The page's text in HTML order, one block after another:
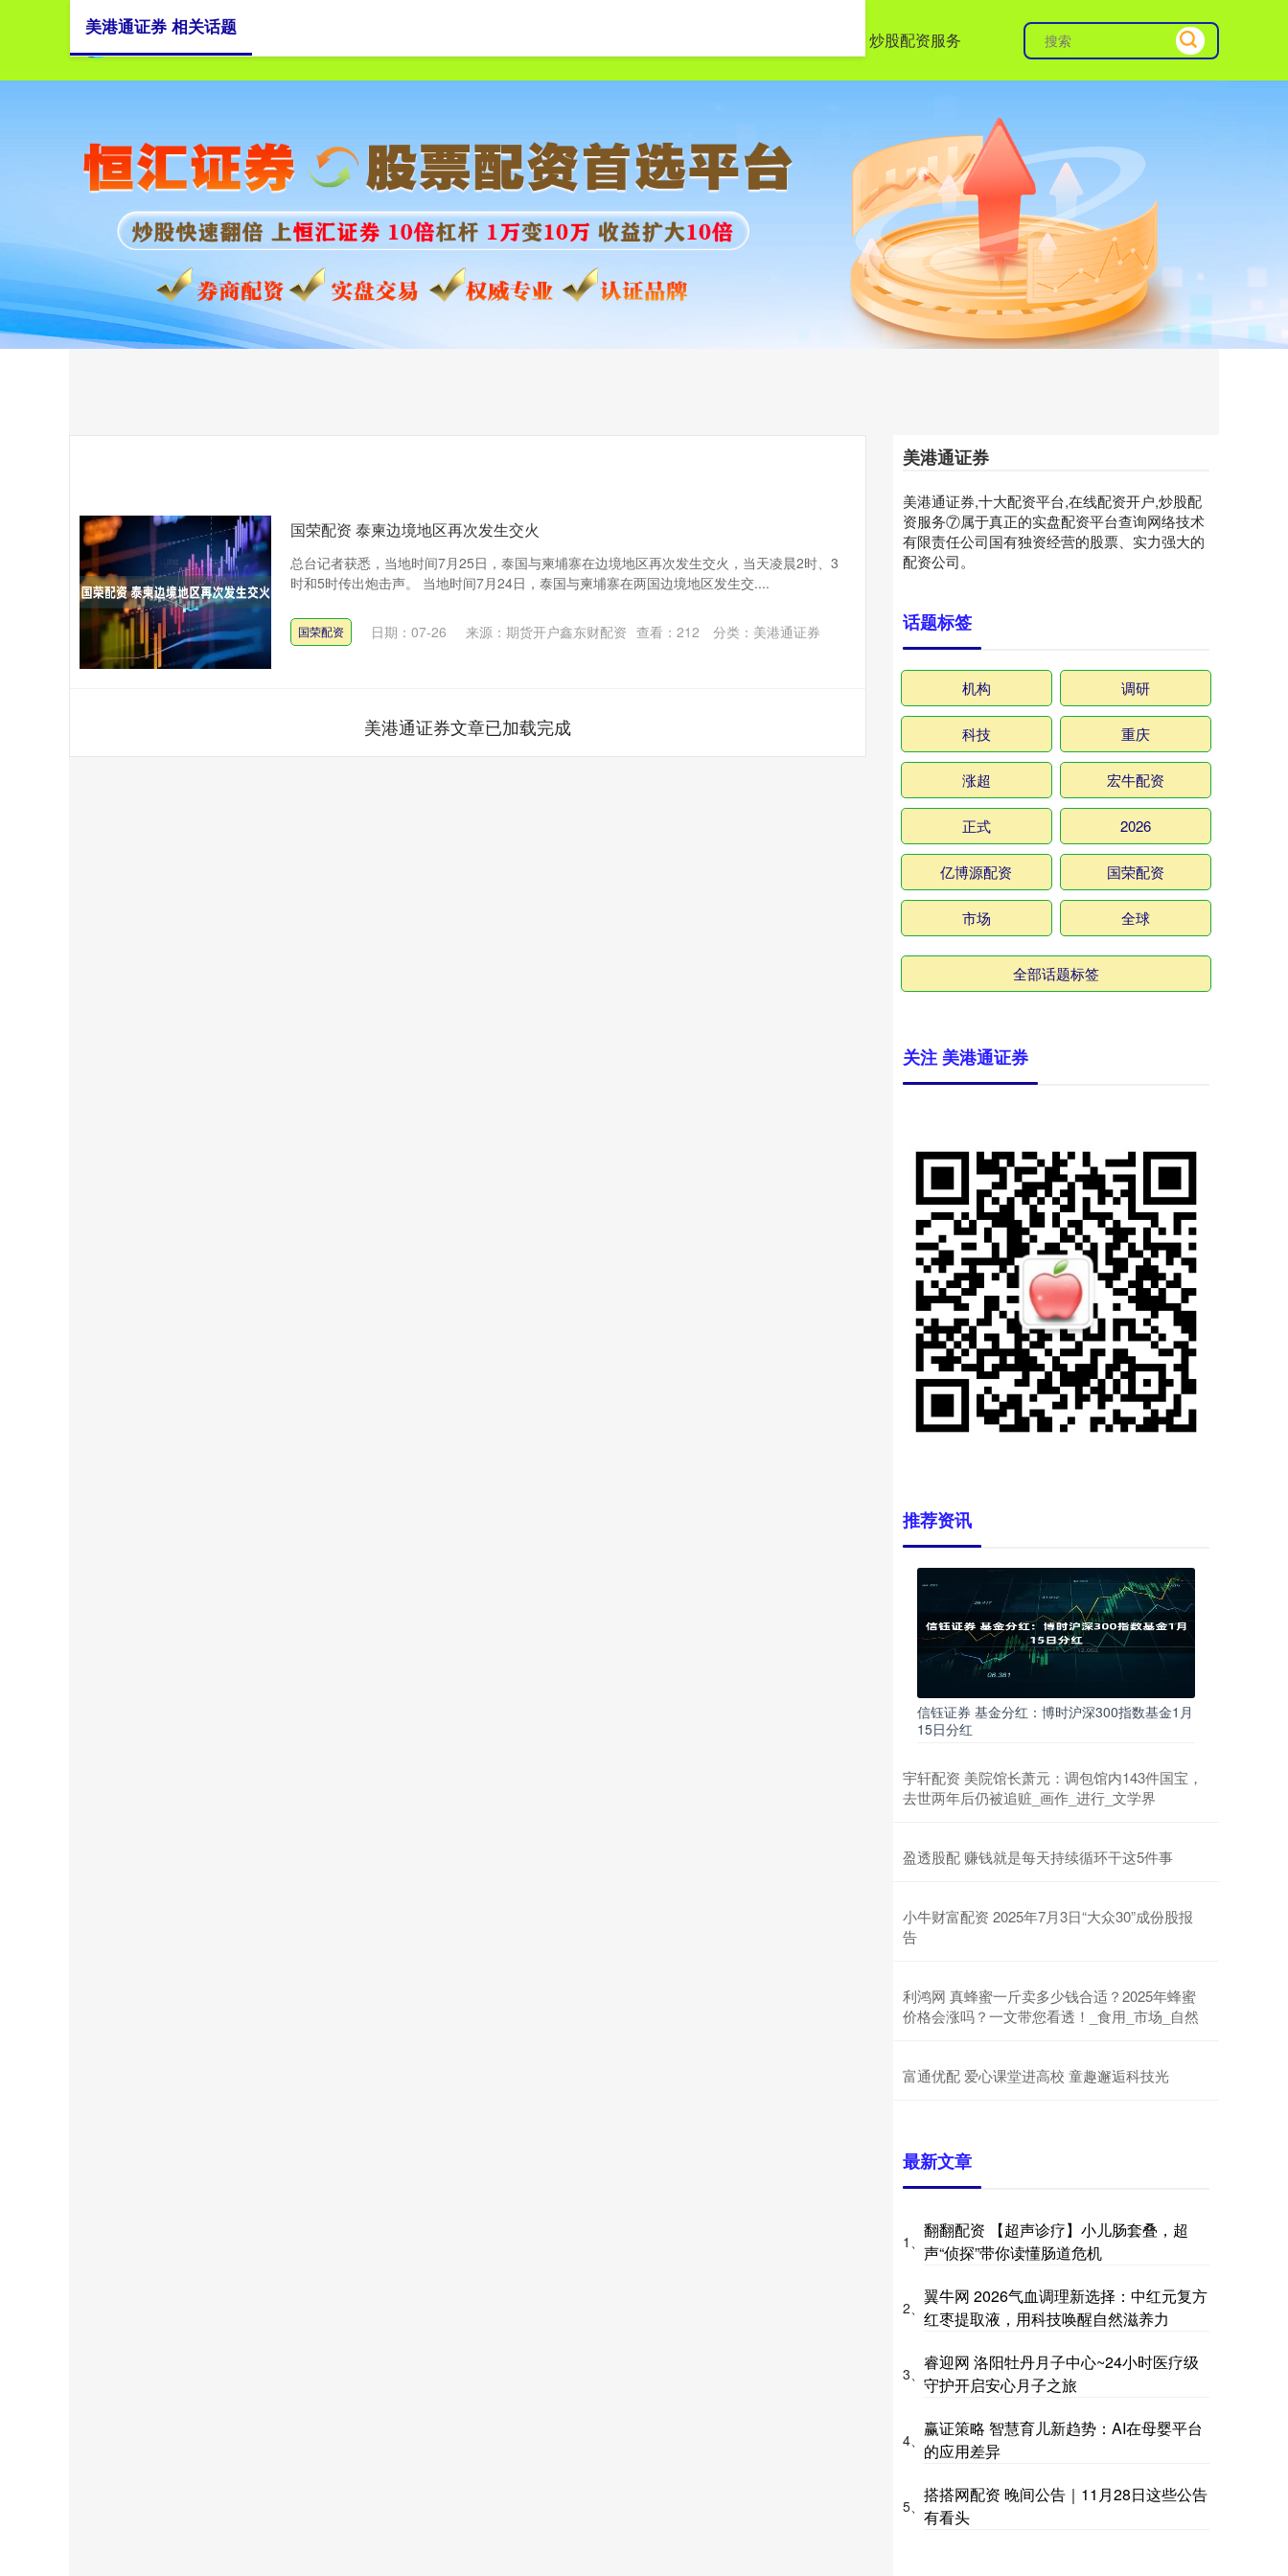
炒股配资服务
美港通证券 相关话题
国荣配资 泰柬边境地区再次发生交火
总台记者获悉，当地时间7月25日，泰国与柬埔寨在边境地区再次发生交火，当天凌晨2时、3
时和5时传出炮击声。 当地时间7月24日，泰国与柬埔寨在两国边境地区发生交....
国荣配资 日期：07-26 来源：期货开户鑫东财配资 查看： 212 分类： 美港通证券
美港通证券文章已加载完成
美港通证券
美港通证券,十大配资平台,在线配资开户,炒股配
资服务⑦属于真正的实盘配资平台查询网络技术
有限责任公司国有独资经营的股票、实力强大的
配资公司。
话题标签
机构 调研
科技 重庆
涨超 宏牛配资
正式 2026
亿博源配资 国荣配资
市场 全球
全部话题标签
关注 美港通证券
推荐资讯
信钰证券 基金分红：博时沪深300指数基金1月
15日分红
宇轩配资 美院馆长萧元：调包馆内143件国宝，
去世两年后仍被追赃_画作_进行_文学界
盈透股配 赚钱就是每天持续循环干这5件事
小牛财富配资 2025年7月3日“大众30”成份股报
告
利鸿网 真蜂蜜一斤卖多少钱合适？2025年蜂蜜
价格会涨吗？一文带您看透！_食用_市场_自然
富通优配 爱心课堂进高校 童趣邂逅科技光
最新文章
1、
翻翻配资 【超声诊疗】小儿肠套叠，超
声“侦探”带你读懂肠道危机
2、
翼牛网 2026气血调理新选择：中红元复方
红枣提取液，用科技唤醒自然滋养力
3、
睿迎网 洛阳牡丹月子中心~24小时医疗级
守护开启安心月子之旅
4、
赢证策略 智慧育儿新趋势：AI在母婴平台
的应用差异
5、
搭搭网配资 晚间公告｜11月28日这些公告
有看头